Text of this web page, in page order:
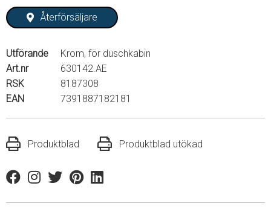
Återförsäljare
Utförande
Krom, för duschkabin
Art.nr
630142.AE
RSK
8187308
EAN
7391887182181
Produktblad Produktblad utökad
FacebookInstagram
TwitterPinterestLinkedin